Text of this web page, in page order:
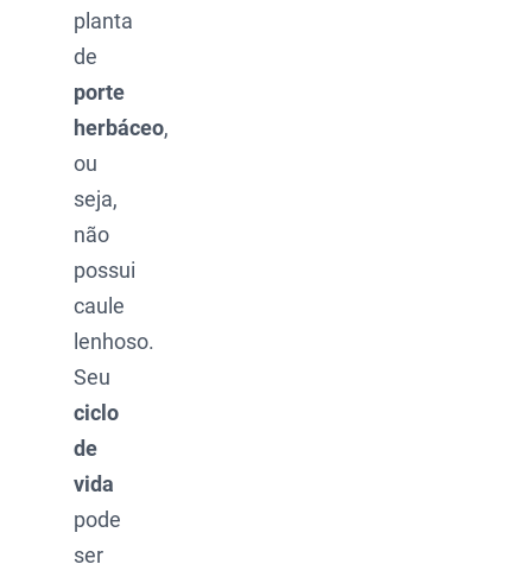
planta
de
porte
herbáceo,
ou
seja,
não
possui
caule
lenhoso.
Seu
ciclo
de
vida
pode
ser